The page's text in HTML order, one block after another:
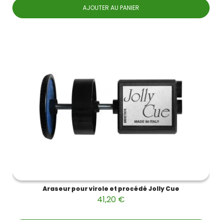
AJOUTER AU PANIER
Araseur pour virole et procédé Jolly Cue
41,20 €